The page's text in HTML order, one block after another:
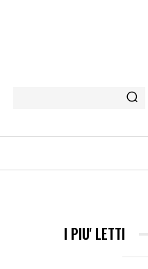
I PIU' LETTI